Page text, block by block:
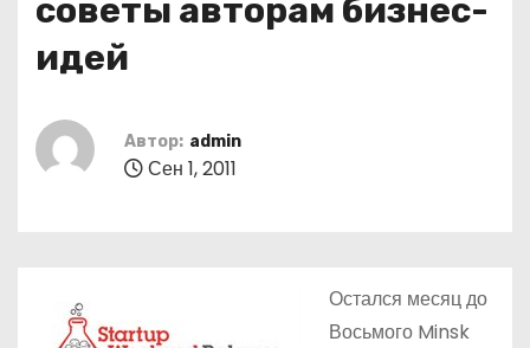
советы авторам бизнес-
идей
Автор: admin
Сен 1, 2011
Остался месяц до
Восьмого Minsk